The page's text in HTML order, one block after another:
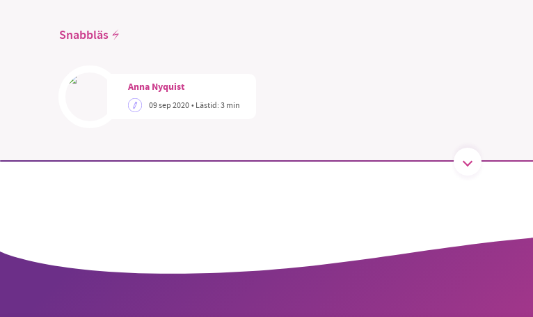
Snabbläs
Anna Nyquist
09 sep 2020• Lästid:3 min
Läs vad vi vill göra